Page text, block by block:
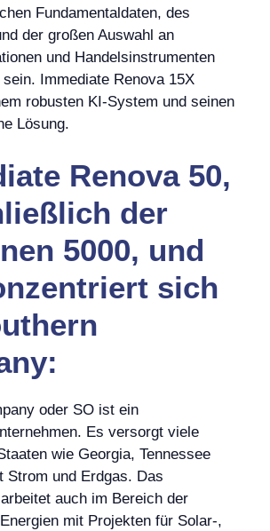
Fundamentaldaten, des
der großen Auswahl an
und Handelsinstrumenten
Immediate Renova 15X
robusten KI-System und seinen
Lösung.
Renova 50,
der
5000, und
sich
oder SO ist ein
Es versorgt viele
wie Georgia, Tennessee
Strom und Erdgas. Das
auch im Bereich der
mit Projekten für Solar-,